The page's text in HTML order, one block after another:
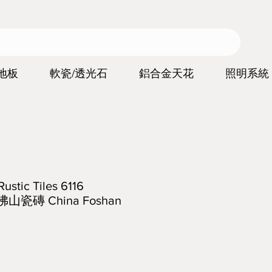
板 軟瓷/透光石 鋁合金天花 照明系統
Tiles 6116
山瓷磚 China Foshan